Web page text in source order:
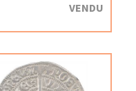
VENDU